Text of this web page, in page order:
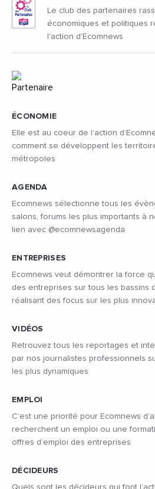
ÉCONOMIE
Elle est au coeur de l’action
comment se développent les
métropoles
AGENDA
Ecomnews sélectionne tous les
salons, forums les plus importants à
lien avec @ecomnewsagenda
ENTREPRISES
Ecomnews veut démontrer la force
des entreprises sur tous les bassins
réalisant des focus sur les plus
VIDÉOS
Retrouvez tous les reportages et
par nos journalistes professionnels
les plus dynamiques
EMPLOI
C’est une priorité pour Ecomnews
recherchent un emploi ou une
offres d’emploi des entreprises
DÉCIDEURS
Quels sont les décideurs qui font
Le club des partenaires
économiques et politiques
l'action d'Ecomnews